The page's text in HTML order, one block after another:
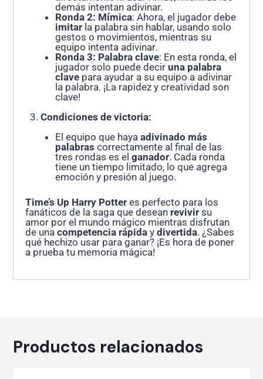
demás intentan adivinar.
Ronda 2: Mímica: Ahora, el jugador debe
imitar la palabra sin hablar, usando solo
gestos o movimientos, mientras su
equipo intenta adivinar.
Ronda 3: Palabra clave: En esta ronda, el
jugador solo puede deciruna palabra
clave para ayudar a su equipo a adivinar
la palabra. ¡La rapidez y creatividad son
clave!
Condiciones de victoria:
El equipo que hayaadivinado más
palabras correctamente al final de las
tres rondas es elganador. Cada ronda
tiene un tiempo limitado, lo que agrega
emoción y presión al juego.
Time’s Up Harry Potter es perfecto para los
fanáticos de la saga que desean revivir su
amor por el mundo mágico mientras disfrutan
de unacompetencia rápida ydivertida. ¿Sabes
qué hechizo usar para ganar? ¡Es hora de poner
a prueba tu memoria mágica!
Productos relacionados